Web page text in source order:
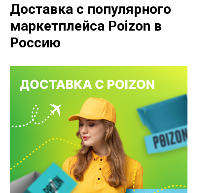
Доставка с популярного
маркетплейса Poizon в
Россию